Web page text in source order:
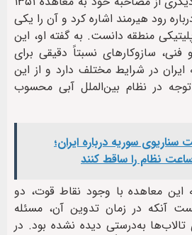
رود هیرمند اشاره کرد و آن را یکی
منطقه دانست. به گفته او، این
سازوکارهای نسبتاً دقیقی برای
در شرایط مختلف دارد و از این
در نظام بین‌الملل آبی محسوب
سوریه درباره ایران؛
این معاهده با وجود نقاط قوت، دو
آنکه در زمان تدوین آن، مسئله
به‌درستی دیده نشده بود. در